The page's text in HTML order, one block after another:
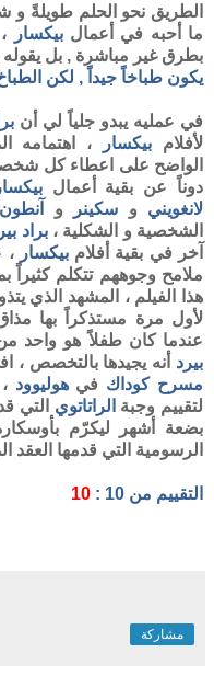
الطريق نحو الحلم طويلةً و
ما أحبه في أعمالبيكسار
بطرق غير مباشرة , بل
يكون طباخاً جيداً , لكن
في عمليه يبدو جلياً لي أن
لأفلام بيكسار
، اهتمامه
الواضح على اعطاء كل
دوناً عن بقية أعمالبيكسار
لانغويني و سكينر و
الشخصية و الشكلية ،براد
آخر في بقية أفلامبيكسار ،
ملامح وجوههم تتكلم كثيراً
هذا الفيلم ، المشهد الذي
لأول مرة مستذكراً بها
عندما كان طفلاً هو واحد
بيرد أنه يجيدها بالتخصص ،
مسرح كوداك فيهوليوود
لتقييم وجبة الراتاتوي التي
بضعة أشهر ليكرّم
الرسومية التي قدمها العقد
التقييم من 10
:
10
مشاركة